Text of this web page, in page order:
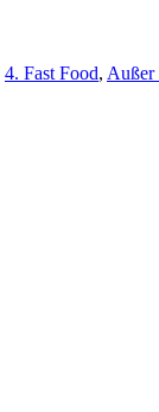
4. Fast Food, Außer